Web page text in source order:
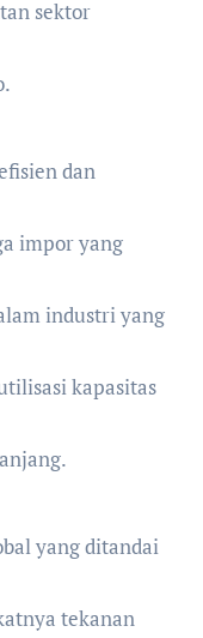
sektor
dan
impor yang
industri yang
kapasitas
yang ditandai
tekanan